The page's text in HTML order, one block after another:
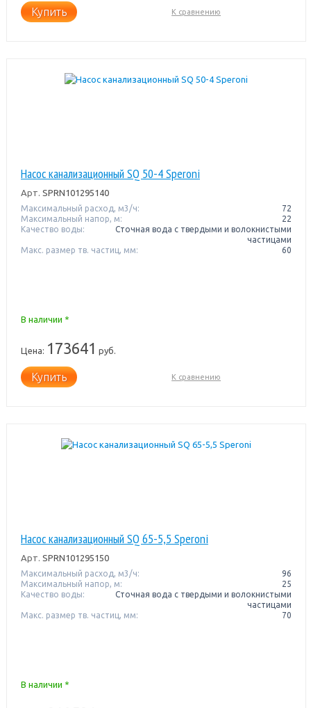
Купить К сравнению
Насос канализационный SQ 50-4 Speroni
Арт. SPRN101295140
Максимальный расход, м3/ч:
72
Максимальный напор, м:
22
Качество воды:
Сточная вода с твердыми и волокнистыми
частицами
Макс. размер тв. частиц, мм:
60
В наличии *
Цена: 173641 руб.
Купить К сравнению
Насос канализационный SQ 65-5,5 Speroni
Арт. SPRN101295150
Максимальный расход, м3/ч:
96
Максимальный напор, м:
25
Качество воды:
Сточная вода с твердыми и волокнистыми
частицами
Макс. размер тв. частиц, мм:
70
В наличии *